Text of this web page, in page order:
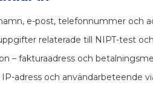
e-post, telefonnummer och
relaterade till NIPT-test
– fakturaadress och
adress och användarbeteende